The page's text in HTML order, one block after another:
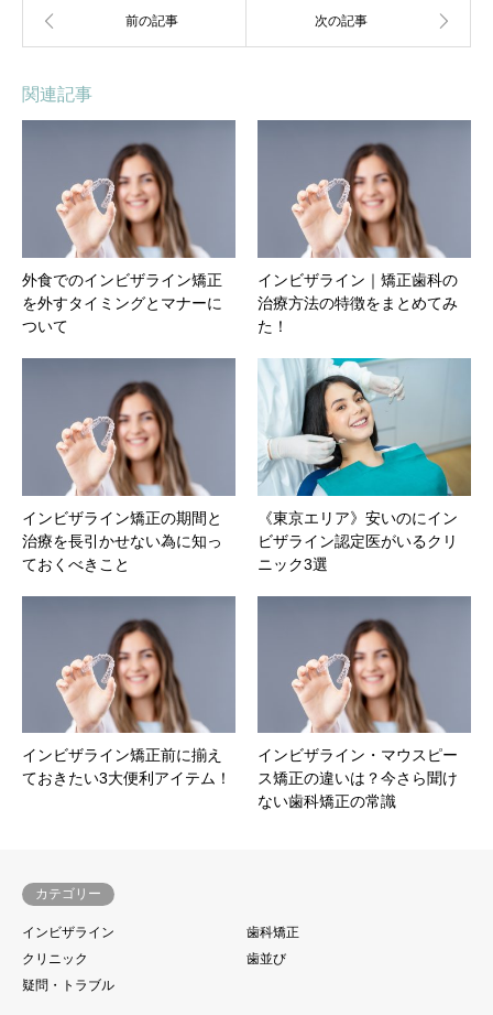
関連記事
外食でのインビザライン矯正
を外すタイミングとマナーに
ついて
インビザライン｜矯正歯科の
治療方法の特徴をまとめてみ
た！
インビザライン矯正の期間と
治療を長引かせない為に知っ
ておくべきこと
《東京エリア》安いのにイン
ビザライン認定医がいるクリ
ニック3選
インビザライン矯正前に揃え
ておきたい3大便利アイテム！
インビザライン・マウスピー
ス矯正の違いは？今さら聞け
ない歯科矯正の常識
カテゴリー
インビザライン
歯科矯正
クリニック
歯並び
疑問・トラブル